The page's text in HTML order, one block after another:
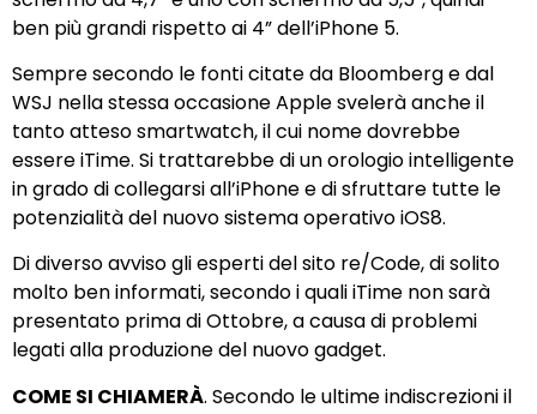
ben più grandi rispetto ai 4” dell’iPhone 5.
Sempre secondo le fonti citate da Bloomberg e dal
WSJ nella stessa occasione Apple svelerà anche il
tanto atteso smartwatch, il cui nome dovrebbe
essere iTime. Si trattarebbe di un orologio intelligente
in grado di collegarsi all’iPhone e di sfruttare tutte le
potenzialità del nuovo sistema operativo iOS8.
Di diverso avviso gli esperti del sito re/Code, di solito
molto ben informati, secondo i quali iTime non sarà
presentato prima di Ottobre, a causa di problemi
legati alla produzione del nuovo gadget.
COME SI CHIAMERÀ. Secondo le ultime indiscrezioni il